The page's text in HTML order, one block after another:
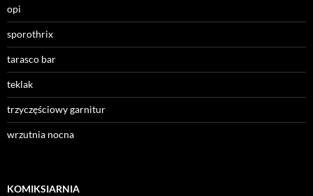
opi
sporothrix
tarasco bar
teklak
trzyczęściowy garnitur
wrzutnia nocna
KOMIKSIARNIA